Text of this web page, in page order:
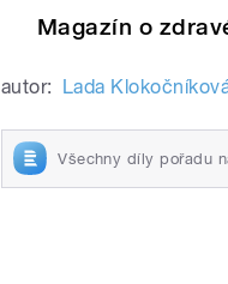
Magazín o
autor: Lada
Všechny díly pořadu